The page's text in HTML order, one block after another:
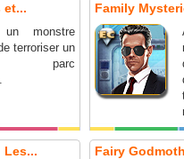
et...
un monstre
terroriser un
parc
Family
Les... Fairy